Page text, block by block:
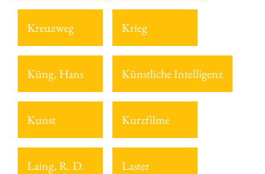
Kreuzweg Krieg
Küng, Hans Künstliche Intelligenz
Kunst Kurzfilme
Laing, R. D. Laster